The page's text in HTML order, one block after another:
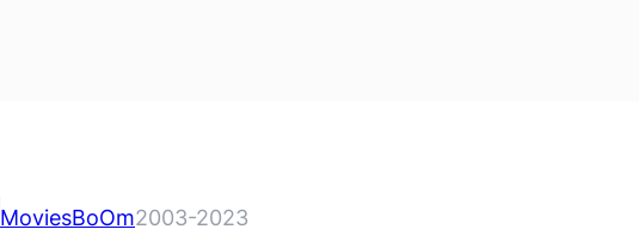
MoviesBoOm2003-2023